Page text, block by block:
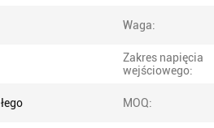
Waga:
Zakres napięcia
wejściowego:
MOQ: